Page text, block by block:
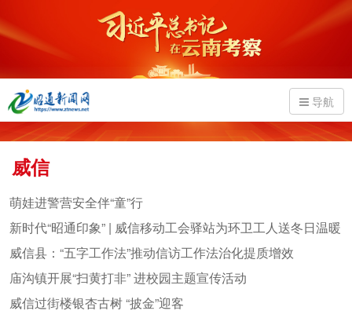
导航
威信
萌娃进警营安全伴“童”行
新时代“昭通印象” | 威信移动工会驿站为环卫工人送冬日温暖
威信县：“五字工作法”推动信访工作法治化提质增效
庙沟镇开展“扫黄打非” 进校园主题宣传活动
威信过街楼银杏古树 “披金”迎客